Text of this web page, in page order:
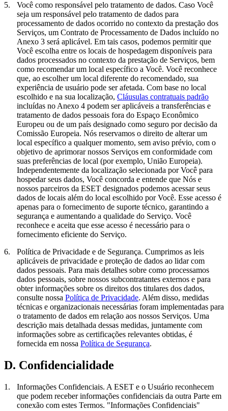
5.
Você como responsável pelo tratamento de dados. Caso Você
seja um responsável pelo tratamento de dados para
processamento de dados ocorrido no contexto da prestação dos
Serviços, um Contrato de Processamento de Dados incluído no
Anexo 3 será aplicável. Em tais casos, podemos permitir que
Você escolha entre os locais de hospedagem disponíveis para
dados processados no contexto da prestação de Serviços, bem
como recomendar um local específico a Você. Você reconhece
que, ao escolher um local diferente do recomendado, sua
experiência de usuário pode ser afetada. Com base no local
escolhido e na sua localização, Cláusulas contratuais padrão
incluídas no Anexo 4 podem ser aplicáveis a transferências e
tratamento de dados pessoais fora do Espaço Econômico
Europeu ou de um país designado como seguro por decisão da
Comissão Europeia. Nós reservamos o direito de alterar um
local específico a qualquer momento, sem aviso prévio, com o
objetivo de aprimorar nossos Serviços em conformidade com
suas preferências de local (por exemplo, União Europeia).
Independentemente da localização selecionada por Você para
hospedar seus dados, Você concorda e entende que Nós e
nossos parceiros da ESET designados podemos acessar seus
dados de locais além do local escolhido por Você. Esse acesso é
apenas para o fornecimento de suporte técnico, garantindo a
segurança e aumentando a qualidade do Serviço. Você
reconhece e aceita que esse acesso é necessário para o
fornecimento eficiente do Serviço.
6.
Política de Privacidade e de Segurança. Cumprimos as leis
aplicáveis de privacidade e proteção de dados ao lidar com
dados pessoais. Para mais detalhes sobre como processamos
dados pessoais, sobre nossos subcontratantes externos e para
obter informações sobre os direitos dos titulares dos dados,
consulte nossa Política de Privacidade. Além disso, medidas
técnicas e organizacionais necessárias foram implementadas para
o tratamento de dados em relação aos nossos Serviços. Uma
descrição mais detalhada dessas medidas, juntamente com
informações sobre as certificações relevantes obtidas, é
fornecida em nossa Política de Segurança.
D. Confidencialidade
1. Informações Confidenciais. A ESET e o Usuário reconhecem
que podem receber informações confidenciais da outra Parte em
conexão com estes Termos. "Informações Confidenciais"